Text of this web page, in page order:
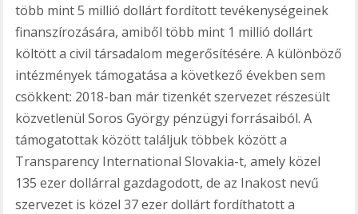
több mint 5 millió dollárt fordított tevékenységeinek
finanszírozására, amiből több mint 1 millió dollárt
költött a civil társadalom megerősítésére. A különböző
intézmények támogatása a következő években sem
csökkent: 2018-ban már tizenkét szervezet részesült
közvetlenül Soros György pénzügyi forrásaiból. A
támogatottak között találjuk többek között a
Transparency International Slovakia-t, amely közel
135 ezer dollárral gazdagodott, de az Inakost nevű
szervezet is közel 37 ezer dollárt fordíthatott a